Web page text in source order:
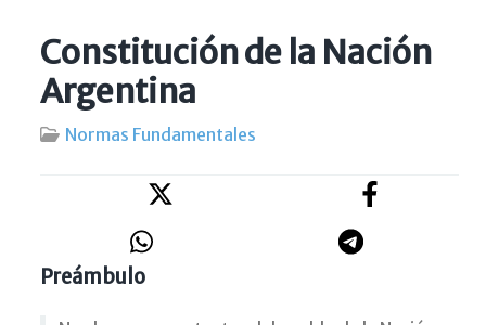
Constitución de la Nación
Argentina
Normas Fundamentales
Preámbulo